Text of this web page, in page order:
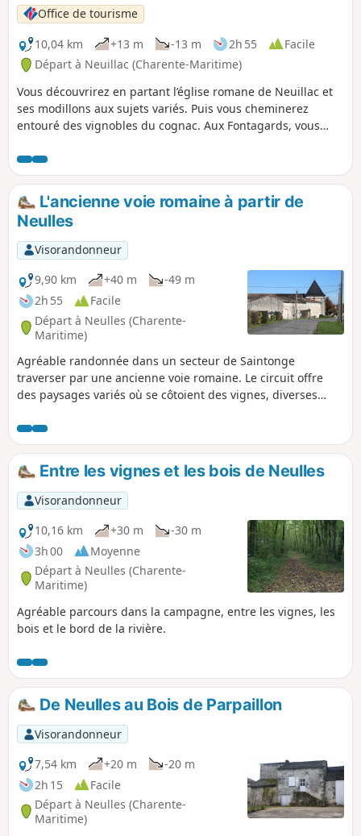
Office de tourisme
10,04 km
+13 m -13 m 2h 55
Facile
Départ à Neuillac (Charente-Maritime)
Vous découvrirez en partant l’église romane de Neuillac et
ses modillons aux sujets variés. Puis vous cheminerez
entouré des vignobles du cognac. Aux Fontagards, vous
l’essor de la viticulture au XIXe siècle. Après avoir traversé le
Noblat, vous rejoindrez un secteur plus boisé où un tronçon
de la Voie Romaine a été mise à jour, avant de rejoindre
Neuillac sur des chemins bordés de vignes et bosquets.
L'ancienne voie romaine à partir de
Neulles
Visorandonneur
9,90 km
+40 m
-49 m
2h 55
Facile
Départ à Neulles (Charente-
Maritime)
Agréable randonnée dans un secteur de Saintonge
traverser par une ancienne voie romaine. Le circuit offre
des paysages variés où se côtoient des vignes, diverses
exemples du patrimoine bâti, comme d'anciennes fermes
charentaises.
Entre les vignes et les bois de Neulles
Visorandonneur
10,16 km
+30 m
-30 m
3h 00
Moyenne
Départ à Neulles (Charente-
Maritime)
Agréable parcours dans la campagne, entre les vignes, les
bois et le bord de la rivière.
De Neulles au Bois de Parpaillon
Visorandonneur
7,54 km
+20 m
-20 m
2h 15
Facile
Départ à Neulles (Charente-
Maritime)